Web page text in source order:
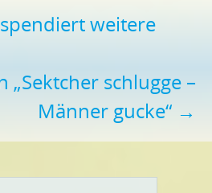
weitere
„Sektcher schlugge –
Männer gucke“ →